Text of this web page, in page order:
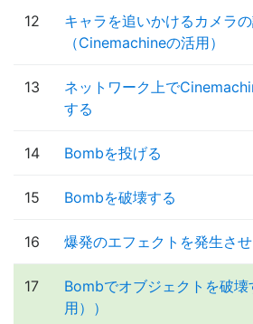
12
キャラを追いかけるカメラ
（Cinemachineの活用）
13
ネットワーク上で
する
14 Bombを投げる
15 Bombを破壊する
16 爆発のエフェクトを発生さ
17
Bombでオブジェクトを破壊
用））